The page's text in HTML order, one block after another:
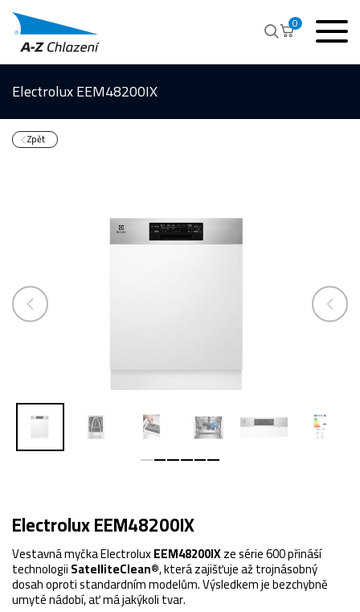
0
Electrolux EEM48200IX
Zpět
Electrolux EEM48200IX
Vestavná myčka ElectroluxEEM48200IXze série 600 přináší
technologiiSatelliteClean®, která zajišťuje až trojnásobný
dosah oproti standardním modelům. Výsledkem je bezchybně
umyté nádobí, ať má jakýkoli tvar.